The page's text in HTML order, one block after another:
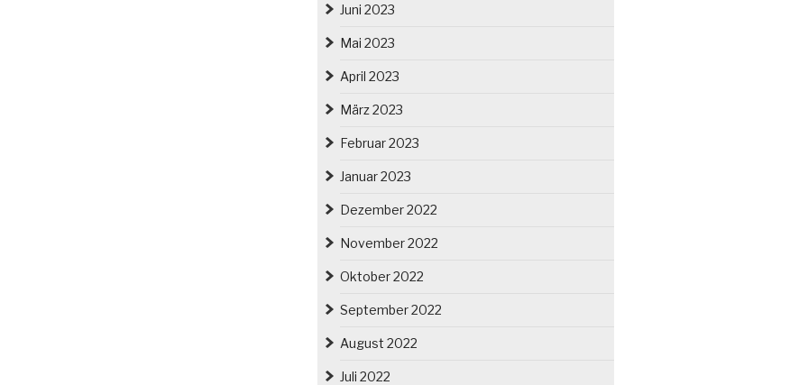
Juni 2023
Mai 2023
April 2023
März 2023
Februar 2023
Januar 2023
Dezember 2022
November 2022
Oktober 2022
September 2022
August 2022
Juli 2022